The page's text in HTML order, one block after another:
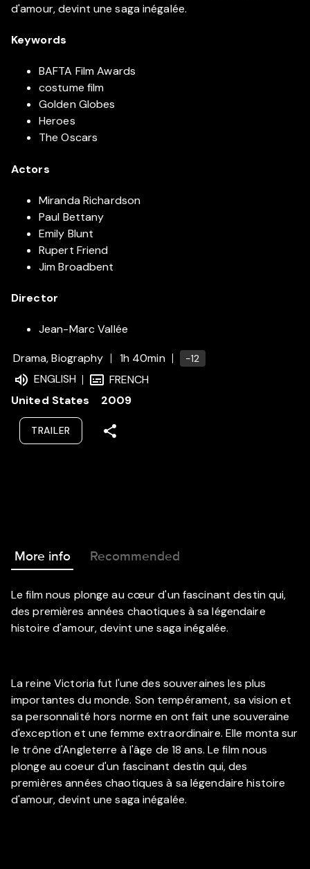
d'amour, devint une saga inégalée.
Keywords
BAFTA Film Awards
costume film
Golden Globes
Heroes
The Oscars
Actors
Miranda Richardson
Paul Bettany
Emily Blunt
Rupert Friend
Jim Broadbent
Director
Jean-Marc Vallée
Drama, Biography
1h 40min -12
ENGLISH
FRENCH
United States
2009
TRAILER
More info Recommended
Le film nous plonge au cœur d'un fascinant destin qui,
des premières années chaotiques à sa légendaire
histoire d'amour, devint une saga inégalée.
La reine Victoria fut l'une des souveraines les plus
importantes du monde. Son tempérament, sa vision et
sa personnalité hors norme en ont fait une souveraine
d'exception et une femme extraordinaire. Elle monta sur
le trône d'Angleterre à l'âge de 18 ans. Le film nous
plonge au coeur d'un fascinant destin qui, des
premières années chaotiques à sa légendaire histoire
d'amour, devint une saga inégalée.